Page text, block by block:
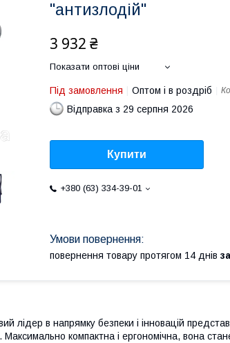
"антизлодій"
3 932 ₴
Показати оптові ціни
Під замовлення Оптом і в роздріб
Відправка з 29 серпня 2026
Купити
+380 (63) 334-39-01
повернення товару протягом 14 днів
лідер в напрямку безпеки і інновацій
компактна і ергономічна, вона